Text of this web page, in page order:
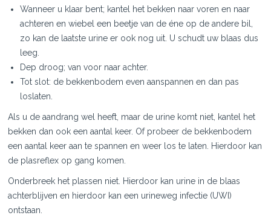
Wanneer u klaar bent; kantel het bekken naar voren en naar
achteren en wiebel een beetje van de éne op de andere bil,
zo kan de laatste urine er ook nog uit. U schudt uw blaas dus
leeg.
Dep droog; van voor naar achter.
Tot slot: de bekkenbodem even aanspannen en dan pas
loslaten.
Als u de aandrang wel heeft, maar de urine komt niet, kantel het
bekken dan ook een aantal keer. Of probeer de bekkenbodem
een aantal keer aan te spannen en weer los te laten. Hierdoor kan
de plasreflex op gang komen.
Onderbreek het plassen niet. Hierdoor kan urine in de blaas
achterblijven en hierdoor kan een urineweg infectie (UWI)
ontstaan.